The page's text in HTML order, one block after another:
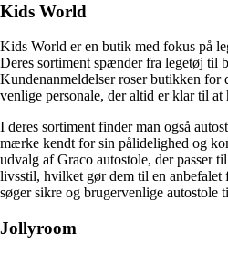
Kids World
Kids World er en butik med fokus på
Deres sortiment spænder fra legetøj til
Kundenanmeldelser roser butikken for
venlige personale, der altid er klar til
I deres sortiment finder man også
mærke kendt for sin pålidelighed og
udvalg af Graco autostole, der passer
livsstil, hvilket gør dem til en
søger sikre og brugervenlige autostole
Jollyroom